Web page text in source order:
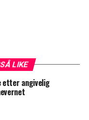
LIKE
etter angivelig